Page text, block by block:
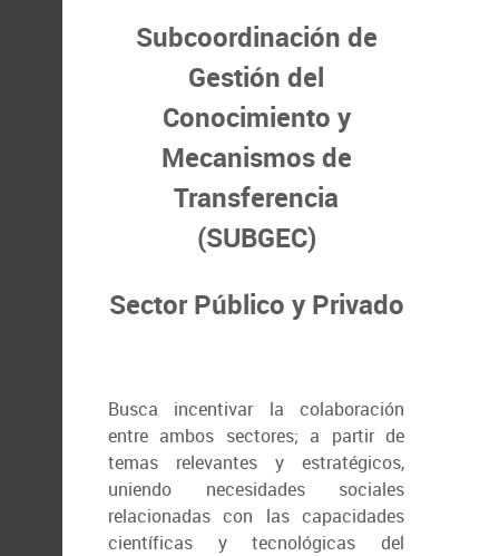
Subcoordinación de
Gestión del
Conocimiento y
Mecanismos de
Transferencia
(SUBGEC)
Sector Público y Privado
Busca incentivar la colaboración
entre ambos sectores; a partir de
temas relevantes y estratégicos,
uniendo necesidades sociales
relacionadas con las capacidades
científicas y tecnológicas del